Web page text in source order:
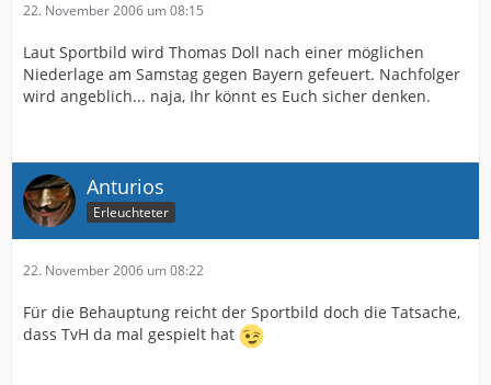
22. November 2006 um 08:15
Laut Sportbild wird Thomas Doll nach einer möglichen
Niederlage am Samstag gegen Bayern gefeuert. Nachfolger
wird angeblich... naja, Ihr könnt es Euch sicher denken.
Anturios
Erleuchteter
22. November 2006 um 08:22
Für die Behauptung reicht der Sportbild doch die Tatsache,
dass TvH da mal gespielt hat